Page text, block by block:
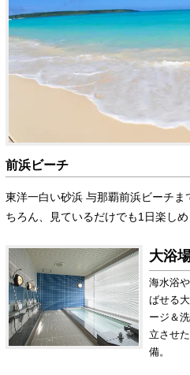
前浜ビーチ
東洋一白い砂浜 与那覇前浜ビーチ
ちろん、見ているだけでも1日楽しめ
大浴
海水浴
ばせる
ージ＆
立させ
備。